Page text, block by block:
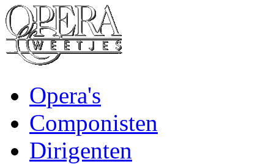
Opera's
Componisten
Dirigenten